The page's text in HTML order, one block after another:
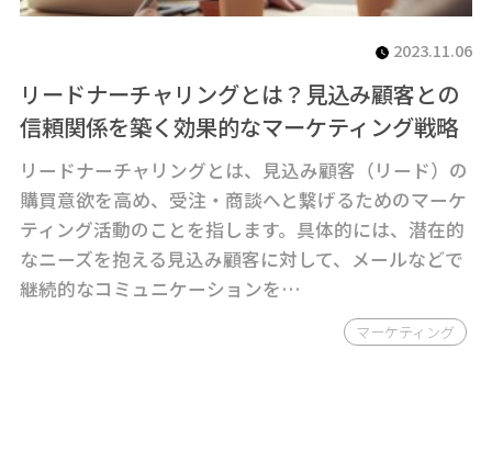
2023.11.06
リードナーチャリングとは？見込み顧客との
信頼関係を築く効果的なマーケティング戦略
リードナーチャリングとは、見込み顧客（リード）の
購買意欲を高め、受注・商談へと繋げるためのマーケ
ティング活動のことを指します。具体的には、潜在的
なニーズを抱える見込み顧客に対して、メールなどで
継続的なコミュニケーションを…
マーケティング